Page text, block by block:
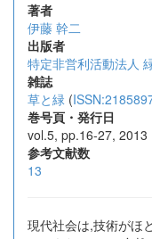
著者
伊藤 幹二
出版者
特定非営利活動法人
雑誌
草と緑 (
巻号頁・発行日
vol.5, pp.16-27,
参考文献数
13
現代社会は,技術がほ